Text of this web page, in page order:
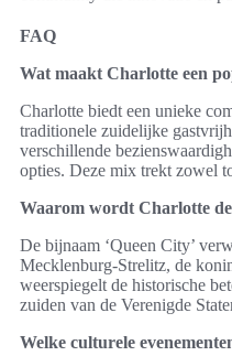
FAQ
Wat maakt Charlotte een
Charlotte biedt een unieke
traditionele zuidelijke
verschillende
opties. Deze mix trekt zowel
Waarom wordt Charlotte de
De bijnaam ‘Queen City’
Mecklenburg-Strelitz, de
weerspiegelt de historische
zuiden van de Verenigde
Welke culturele